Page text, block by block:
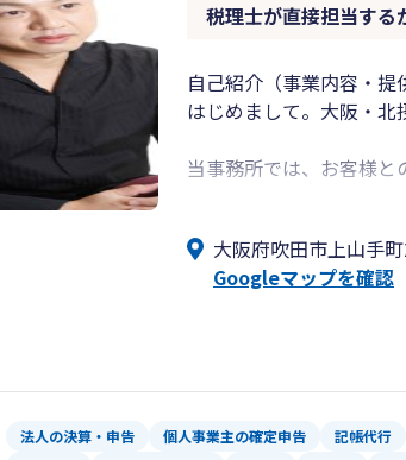
税理士が直接担当する
自己紹介（事業内容・提
はじめまして。大阪・北
当事務所では、お客様と
「税理士が直接担当す
何事も早期発見です。ご
※チャットワーク（中
“これまでの実績”
当事務所では、
従来の税務顧問
大阪府吹田市上山手
Googleマップを確認
法人の決算・申告 個人事業主の確定申告 記帳代行